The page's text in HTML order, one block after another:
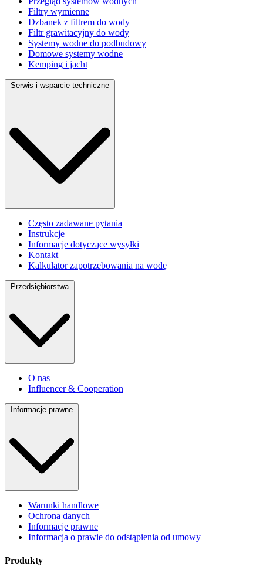
Filtry wymienne
Dzbanek z filtrem do wody
Filtr grawitacyjny do wody
Systemy wodne do podbudowy
Domowe systemy wodne
Kemping i jacht
Serwis i wsparcie techniczne
Często zadawane pytania
Instrukcje
Informacje dotyczące wysyłki
Kontakt
Kalkulator zapotrzebowania na wodę
Przedsiębiorstwa
O nas
Influencer & Cooperation
Informacje prawne
Warunki handlowe
Ochrona danych
Informacje prawne
Informacja o prawie do odstąpienia od umowy
Produkty